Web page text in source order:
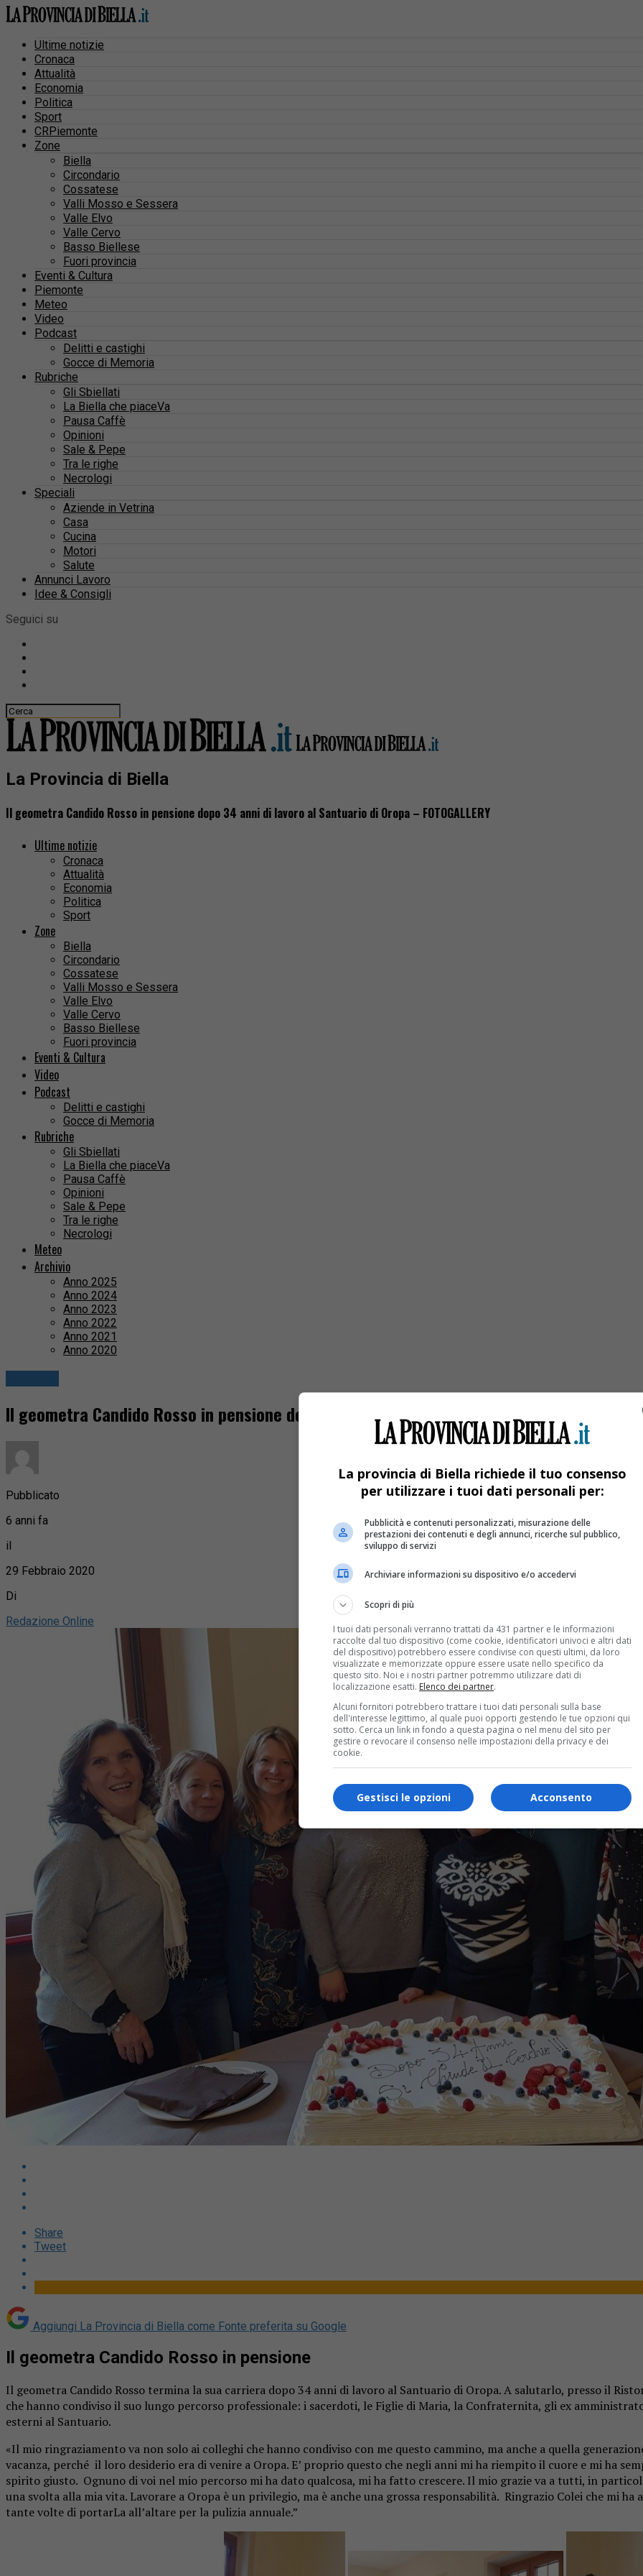
Ultime notizie
Cronaca
Attualità
Economia
Politica
Sport
CRPiemonte
Zone
Biella
Circondario
Cossatese
Valli Mosso e Sessera
Valle Elvo
Valle Cervo
Basso Biellese
Fuori provincia
Eventi & Cultura
Piemonte
Meteo
Video
Podcast
Delitti e castighi
Gocce di Memoria
Rubriche
Gli Sbiellati
La Biella che piaceVa
Pausa Caffè
Opinioni
Sale & Pepe
Tra le righe
Necrologi
Speciali
Aziende in Vetrina
Casa
Cucina
Motori
Salute
Annunci Lavoro
Idee & Consigli
Seguici su
La Provincia di Biella
Il geometra Candido Rosso in pensione dopo 34 anni di lavoro al Santuario di Oropa – FOTOGALLERY
Ultime notizie
Cronaca
Attualità
Economia
Politica
Sport
Zone
Biella
Circondario
Cossatese
Valli Mosso e Sessera
Valle Elvo
Valle Cervo
Basso Biellese
Fuori provincia
Eventi & Cultura
Video
Podcast
Delitti e castighi
Gocce di Memoria
Rubriche
Gli Sbiellati
La Biella che piaceVa
Pausa Caffè
Opinioni
Sale & Pepe
Tra le righe
Necrologi
Meteo
Archivio
Anno 2025
Anno 2024
Anno 2023
Anno 2022
Anno 2021
Anno 2020
Il geometra Candido Rosso in pensione dopo 34 anni di lavoro al Santuario di Oropa –
Pubblicato
6 anni fa
il
29 Febbraio 2020
Di
Redazione Online
Share
Tweet
Aggiungi La Provincia di Biella come Fonte preferita su Google
Il geometra Candido Rosso in pensione
Il geometra Candido Rosso termina la sua carriera dopo 34 anni di lavoro al Santuario di Oropa. A salutarlo, presso il
che hanno condiviso il suo lungo percorso professionale: i sacerdoti, le Figlie di Maria, la Confraternita, gli ex
esterni al Santuario.
«Il mio ringraziamento va non solo ai colleghi che hanno condiviso con me questo cammino, ma anche a quella
vacanza, perché il loro desiderio era di venire a Oropa. E’ proprio questo che negli anni mi ha riempito il cuore e mi ha
spirito giusto. Ognuno di voi nel mio percorso mi ha dato qualcosa, mi ha fatto crescere. Il mio grazie va a tutti, in
una svolta alla mia vita. Lavorare a Oropa è un privilegio, ma è anche una grossa responsabilità. Ringrazio Colei che mi ha
tante volte di portarLa all’altare per la pulizia annuale.”
La provincia di Biella richiede il tuo consenso
per utilizzare i tuoi dati personali per:
Pubblicità e contenuti personalizzati, misurazione delle
prestazioni dei contenuti e degli annunci, ricerche sul pubblico,
sviluppo di servizi
Archiviare informazioni su dispositivo e/o accedervi
Scopri di più
I tuoi dati personali verranno trattati da 431 partner e le informazioni
raccolte dal tuo dispositivo (come cookie, identificatori univoci e altri dati
del dispositivo) potrebbero essere condivise con questi ultimi, da loro
visualizzate e memorizzate oppure essere usate nello specifico da
questo sito. Noi e i nostri partner potremmo utilizzare dati di
localizzazione esatti. Elenco dei partner.
Alcuni fornitori potrebbero trattare i tuoi dati personali sulla base
dell'interesse legittimo, al quale puoi opporti gestendo le tue opzioni qui
sotto. Cerca un link in fondo a questa pagina o nel menu del sito per
gestire o revocare il consenso nelle impostazioni della privacy e dei
cookie.
Acconsento
Gestisci le opzioni